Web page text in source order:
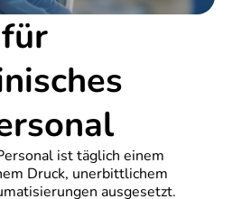
ist täglich einem
Druck, unerbittlichem
ausgesetzt.